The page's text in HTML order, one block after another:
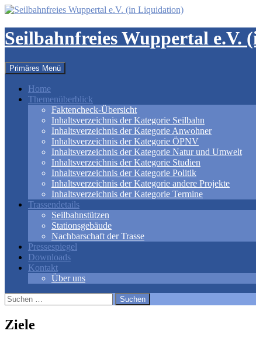
Zum
springen
Seilbahnfreies Wuppertal e.V.
Suchen
Primäres Menü
Home
Themenüberblick
Faktencheck-Übersicht
Inhaltsverzeichnis der Kategorie Seilbahn
Inhaltsverzeichnis der Kategorie Anwohner
Inhaltsverzeichnis der Kategorie ÖPNV
Inhaltsverzeichnis der Kategorie Natur und Umwelt
Inhaltsverzeichnis der Kategorie Studien
Inhaltsverzeichnis der Kategorie Politik
Inhaltsverzeichnis der Kategorie andere Projekte
Inhaltsverzeichnis der Kategorie Termine
Trassendetails
Seilbahnstützen
Stationsgebäude
Nachbarschaft der Trasse
Pressespiegel
Downloads
Kontakt
Über uns
Suchen
nach:
Ziele